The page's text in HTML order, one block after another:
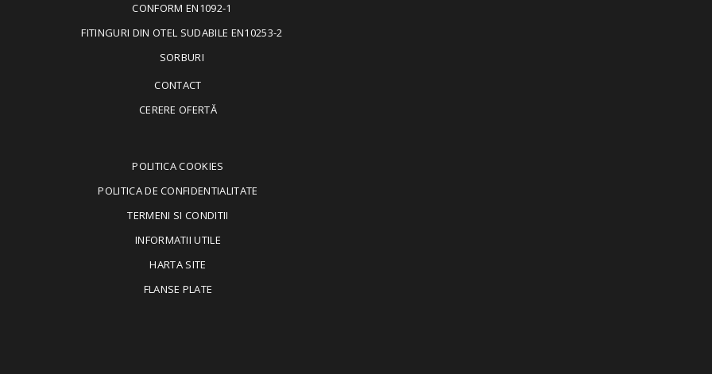
CONFORM EN1092-1
FITINGURI DIN OTEL SUDABILE EN10253-2
SORBURI
CONTACT
CERERE OFERTĂ
POLITICA COOKIES
POLITICA DE CONFIDENTIALITATE
TERMENI SI CONDITII
INFORMATII UTILE
HARTA SITE
FLANSE PLATE